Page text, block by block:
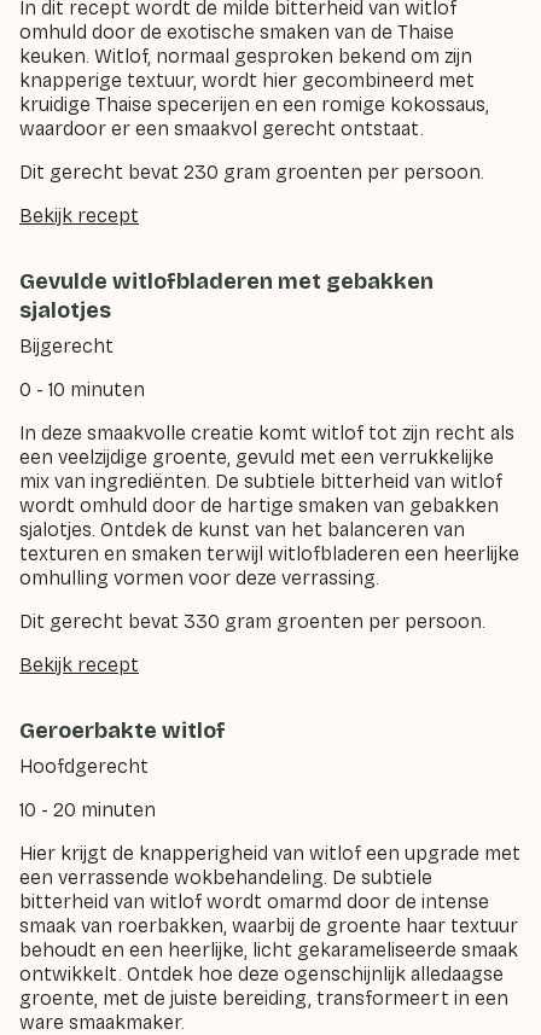
In dit recept wordt de milde bitterheid van witlof
omhuld door de exotische smaken van de Thaise
keuken. Witlof, normaal gesproken bekend om zijn
knapperige textuur, wordt hier gecombineerd met
kruidige Thaise specerijen en een romige kokossaus,
waardoor er een smaakvol gerecht ontstaat.
Dit gerecht bevat 230 gram groenten per persoon.
Bekijk recept
Gevulde witlofbladeren met gebakken
sjalotjes
Bijgerecht
0 - 10 minuten
In deze smaakvolle creatie komt witlof tot zijn recht als
een veelzijdige groente, gevuld met een verrukkelijke
mix van ingrediënten. De subtiele bitterheid van witlof
wordt omhuld door de hartige smaken van gebakken
sjalotjes. Ontdek de kunst van het balanceren van
texturen en smaken terwijl witlofbladeren een heerlijke
omhulling vormen voor deze verrassing.
Dit gerecht bevat 330 gram groenten per persoon.
Bekijk recept
Geroerbakte witlof
Hoofdgerecht
10 - 20 minuten
Hier krijgt de knapperigheid van witlof een upgrade met
een verrassende wokbehandeling. De subtiele
bitterheid van witlof wordt omarmd door de intense
smaak van roerbakken, waarbij de groente haar textuur
behoudt en een heerlijke, licht gekarameliseerde smaak
ontwikkelt. Ontdek hoe deze ogenschijnlijk alledaagse
groente, met de juiste bereiding, transformeert in een
ware smaakmaker.